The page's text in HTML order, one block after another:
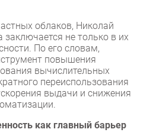
облаков, Николай
не только в их
По его словам,
повышения
вычислительных
переиспользования
выдачи и снижения
как главный барьер